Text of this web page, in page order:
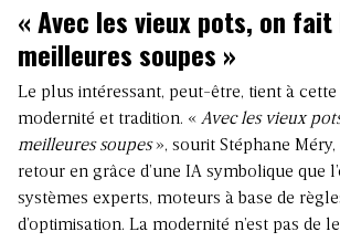
« Avec les vieux pots, on fait
meilleures soupes »
Le plus intéressant, peut-être, tient à
modernité et tradition. « Avec les vieux
meilleures soupes», sourit Stéphane
retour en grâce d’une IA symbolique que
systèmes experts, moteurs à base de
d’optimisation. La modernité n’est pas de